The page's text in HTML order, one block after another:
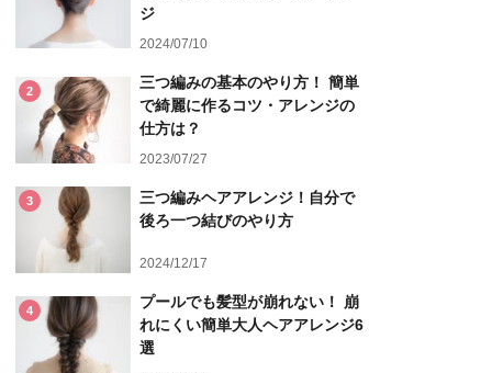
ジ
2024/07/10
2
三つ編みの基本のやり方！ 簡単
で綺麗に作るコツ・アレンジの
仕方は？
2023/07/27
3
三つ編みヘアアレンジ！自分で
後ろ一つ結びのやり方
2024/12/17
4
プールでも髪型が崩れない！ 崩
れにくい簡単大人ヘアアレンジ6
選